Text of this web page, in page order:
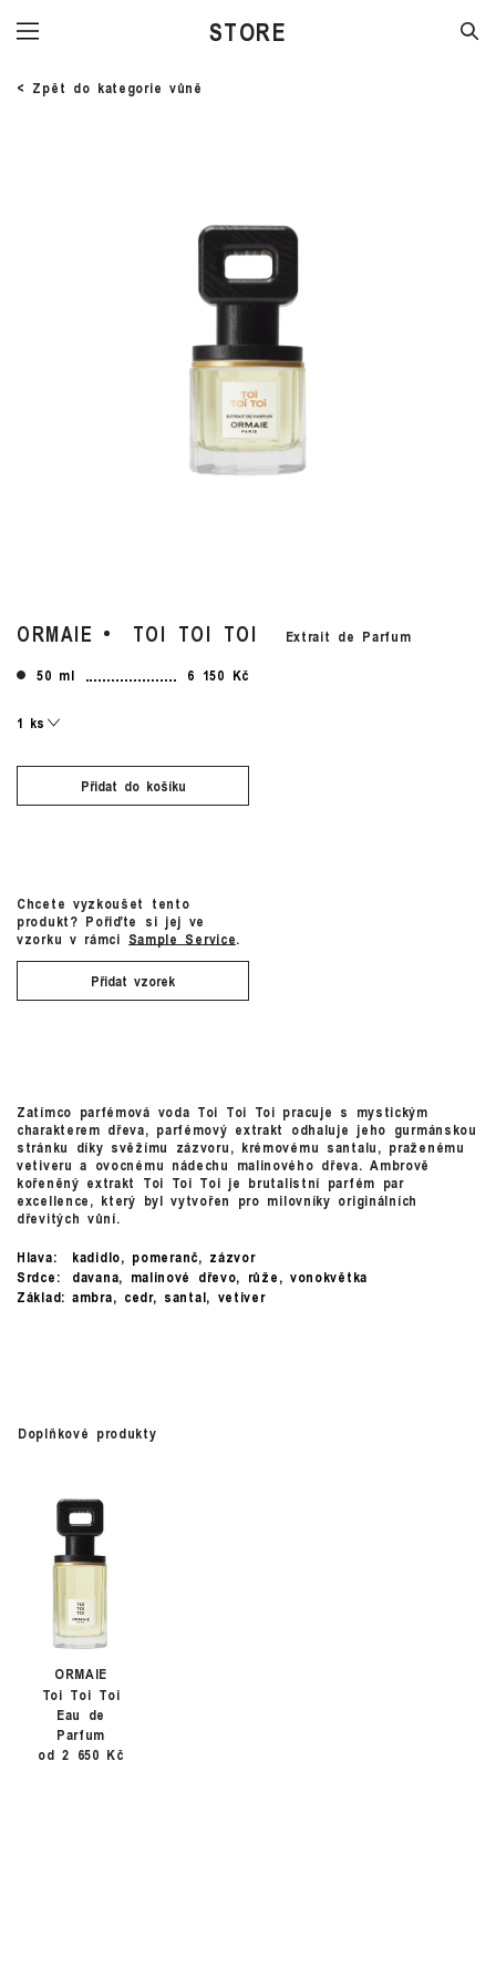
STORE
< Zpět do kategorie vůně
ORMAIE TOI TOI TOI
Extrait de Parfum
50 ml
6 150 Kč
Přidat do košíku
Chcete vyzkoušet tento
produkt? Pořiďte si jej ve
vzorku v rámci Sample Service.
Přidat vzorek
Zatímco parfémová voda Toi Toi Toi pracuje s mystickým
charakterem dřeva, parfémový extrakt odhaluje jeho gurmánskou
stránku díky svěžímu zázvoru, krémovému santalu, praženému
vetiveru a ovocnému nádechu malinového dřeva. Ambrově
kořeněný extrakt Toi Toi Toi je brutalistní parfém par
excellence, který byl vytvořen pro milovníky originálních
dřevitých vůní.
Hlava:
kadidlo, pomeranč, zázvor
Srdce:
davana, malinové dřevo, růže, vonokvětka
Základ: ambra, cedr, santal, vetiver
Doplňkové produkty
ORMAIE
Toi Toi Toi
Eau de
Parfum
od 2 650 Kč